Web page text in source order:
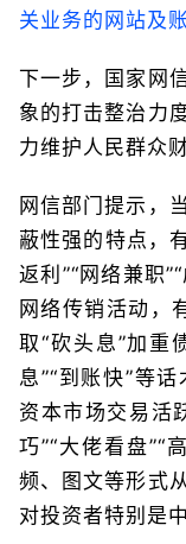
关业务的网站及
下一步，国家网
象的打击整治力
力维护人民群众
网信部门提示，
蔽性强的特点，
返利”“网络兼职
网络传销活动，
取“砍头息”加重
息”“到账快”等
资本市场交易活
巧”“大佬看盘”“
频、图文等形式
对投资者特别是